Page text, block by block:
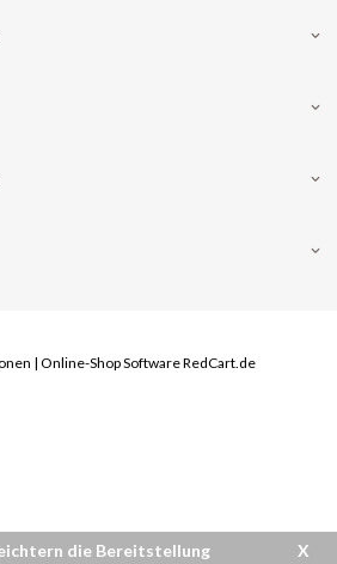
| Online-Shop SoftwareRedCart.de
die Bereitstellung X